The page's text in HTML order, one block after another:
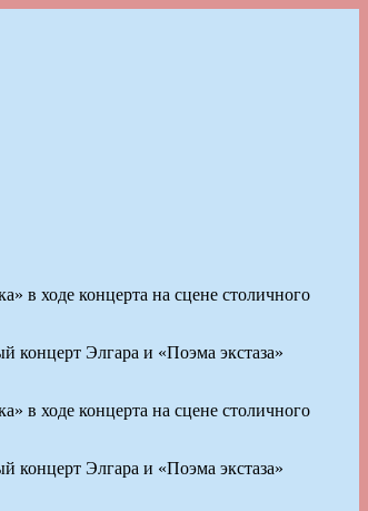
в ходе концерта на сцене столичного
Элгара и «Поэма экстаза»
в ходе концерта на сцене столичного
Элгара и «Поэма экстаза»